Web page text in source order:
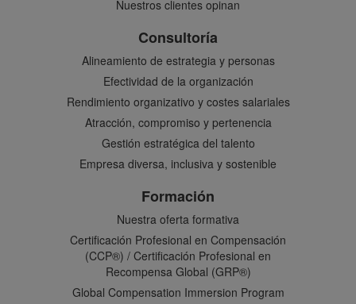
Nuestros clientes opinan
Consultoría
Alineamiento de estrategia y personas
Efectividad de la organización
Rendimiento organizativo y costes salariales
Atracción, compromiso y pertenencia
Gestión estratégica del talento
Empresa diversa, inclusiva y sostenible
Formación
Nuestra oferta formativa
Certificación Profesional en Compensación
(CCP®) / Certificación Profesional en
Recompensa Global (GRP®)
Global Compensation Immersion Program